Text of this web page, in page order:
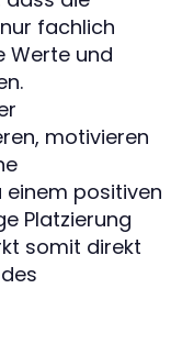
fachlich
Werte und
motivieren
positiven
Platzierung
somit direkt